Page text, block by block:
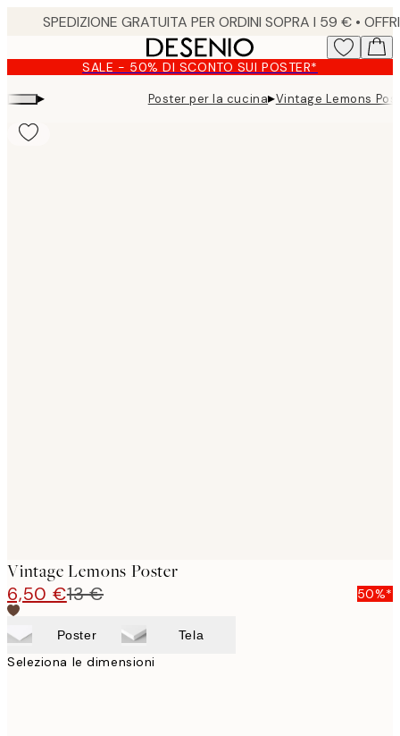
content.
SALE - 50% DI SCONTO SUI POSTER*
▸ Poster per la cucina▸Vintage Lemons
Vintage Lemons Poster
6,50 €13 € 50%*
Poster Tela
Seleziona le dimensioni